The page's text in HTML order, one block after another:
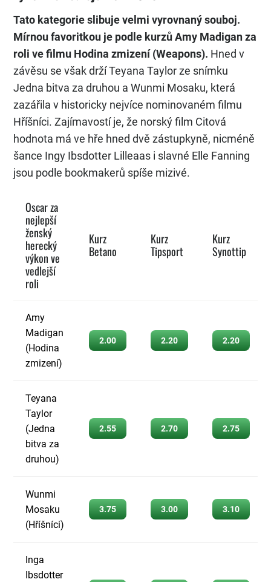
Tato kategorie slibuje velmi vyrovnaný souboj.
Mírnou favoritkou je podle kurzů Amy Madigan za
roli ve filmu Hodina zmizení (Weapons). Hned v
závěsu se však drží Teyana Taylor ze snímku
Jedna bitva za druhou a Wunmi Mosaku, která
zazářila v historicky nejvíce nominovaném filmu
Hříšníci. Zajímavostí je, že norský film Citová
hodnota má ve hře hned dvě zástupkyně, nicméně
šance Ingy Ibsdotter Lilleaas i slavné Elle Fanning
jsou podle bookmakerů spíše mizivé.
Oscar za
nejlepší
ženský
herecký
výkon ve
vedlejší
roli
Kurz
Betano
Kurz
Tipsport
Kurz
Synottip
Amy
Madigan
(Hodina
zmizení)
2.00 2.20 2.20
Teyana
Taylor
(Jedna
bitva za
druhou)
2.55 2.70 2.75
Wunmi
Mosaku
(Hříšníci)
3.75 3.00 3.10
Inga
Ibsdotter